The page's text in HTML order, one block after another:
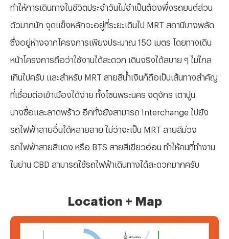
ทำให้การเดินทางในชีวิตประจำวันไม่จำเป็นต้องพึ่งรถยนต์ส่วน
ตัวมากนัก จุดแข็งหลักจะอยู่ที่ระยะเดินไป MRT สถานีบางพลัด
ซึ่งอยู่ห่างจากโครงการเพียงประมาณ 150 เมตร โดยทางเดิน
หน้าโครงการถือว่าใช้งานได้สะดวก เดินจริงได้สบาย ๆ ไม่ไกล
เกินไปครับ และสำหรับ MRT สายสีน้ำเงินก็ถือเป็นเส้นทางสำคัญ
ที่เชื่อมต่อเข้าเมืองได้ง่าย ทั้งโซนพระนคร จตุจักร เตาปูน
บางซื่อและลาดพร้าว อีกทั้งยังสามารถ Interchange ไปยัง
รถไฟฟ้าสายอื่นได้หลายสาย ไม่ว่าจะเป็น MRT สายสีม่วง
รถไฟฟ้าสายสีแดง หรือ BTS สายสีเขียวอ่อน ทำให้คนที่ทำงาน
ในย่าน CBD สามารถใช้รถไฟฟ้าเดินทางได้สะดวกมากครับ
Location + Map